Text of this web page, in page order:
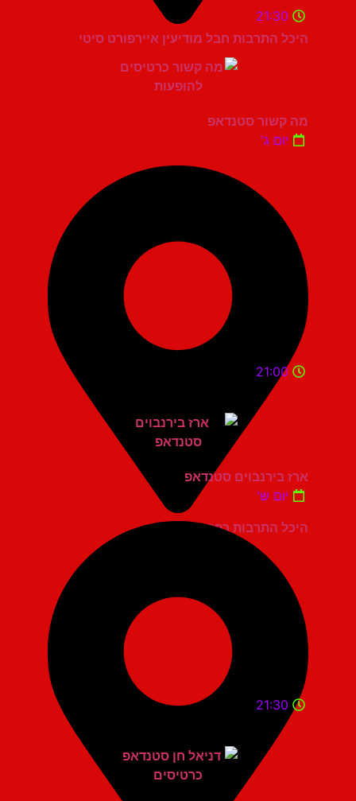
היכל התרבות חבל מודיעין איירפורט סיטי
21:30
מה קשור סטנדאפ
יום ג'
היכל התרבות כפר סבא
21:00
ארז בירנבוים סטנדאפ
יום ש'
21:30